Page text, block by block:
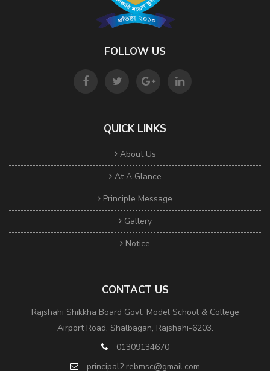
FOLLOW US
QUICK LINKS
About Us
At A Glance
Principle Message
Gallery
Notice
CONTACT US
Rajshahi Shikkha Board Govt. Model School & College
Airport Road, Shalbagan, Rajshahi-6203.
01309134670
principal2.rebmsc@gmail.com